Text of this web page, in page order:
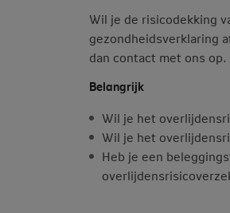
Wil je de risicodekking
gezondheidsverklaring
dan contact met ons op.
Belangrijk
Wil je het
Wil je het
Heb je een